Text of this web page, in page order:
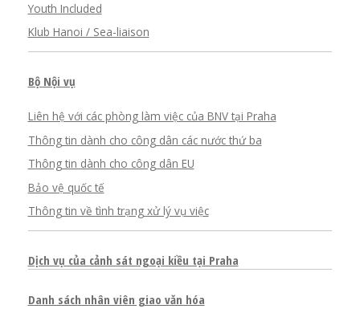
Youth Included
Klub Hanoi / Sea-liaison
Bộ Nội vụ
Liên hệ với các phòng làm việc của BNV tại Praha
Thông tin dành cho công dân các nước thứ ba
Thông tin dành cho công dân EU
Bảo vệ quốc tế
Thông tin về tình trạng xử lý vụ việc
Dịch vụ của cảnh sát ngoại kiều tại Praha
Danh sách nhân viên giao văn hóa